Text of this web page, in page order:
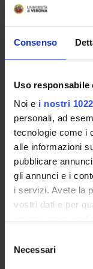
Consenso
Uso responsabile
Noi e i nostri
personali, ad
tecnologie come i
alle informazioni
pubblicare
gli annunci e i
i servizi. Avete la
vostri dati e per
modificare o
momento dalla
Necessari
Obiettivi
Modulo:
-------
Osservazione,
delle disfunzioni e
Paralisi Cerebrali
Modulo:
BAMBINI CON
IMPIANTO
-------